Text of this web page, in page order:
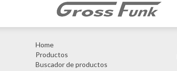
Home
Productos
Buscador de productos